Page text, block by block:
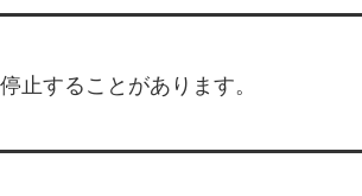
止することがあります。